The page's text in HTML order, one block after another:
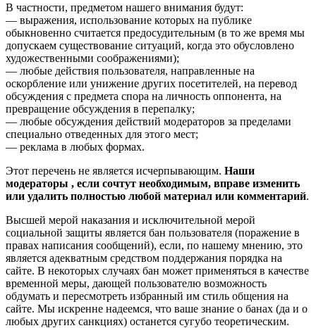
В частности, предметом нашего внимания будут:
— выражения, использование которых на публике
обыкновенно считается предосудительным (в то же время мы
допускаем существование ситуаций, когда это обусловлено
художественными соображениями);
— любые действия пользователя, направленные на
оскорбление или унижение других посетителей, на перевод
обсуждения с предмета спора на личность оппонента, на
превращение обсуждения в перепалку;
— любые обсуждения действий модераторов за пределами
специально отведенных для этого мест;
— реклама в любых формах.
Этот перечень не является исчерпывающим. Наши
модераторы , если сочтут необходимым, вправе изменить
или удалить полностью любой материал или комментарий.
Высшей мерой наказания и исключительной мерой
социальной защиты является бан пользователя (поражение в
правах написания сообщений), если, по нашему мнению, это
является адекватным средством поддержания порядка на
сайте. В некоторых случаях бан может применяться в качестве
временной меры, дающей пользователю возможность
обдумать и пересмотреть избранный им стиль общения на
сайте. Мы искренне надеемся, что ваше знание о банах (да и о
любых других санкциях) останется сугубо теоретическим.